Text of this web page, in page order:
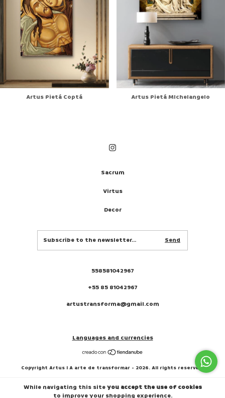
While navigating this siteyou accept the use of cookies
to improve your shopping experience.
Artus Pietá Coptá Artus Pietá MIchelangelo
Sacrum
Virtus
Decor
558581042967
+55 85 81042967
artustransforma@gmail.com
Languages and currencies
Copyright Artus I A arte de transformar - 2026. All rights reserved.